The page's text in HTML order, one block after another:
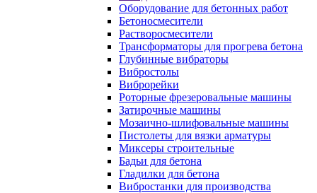
Оборудование для бетонных работ
Бетоносмесители
Растворосмесители
Трансформаторы для прогрева бетона
Глубинные вибраторы
Вибростолы
Виброрейки
Роторные фрезеровальные машины
Затирочные машины
Мозаично-шлифовальные машины
Пистолеты для вязки арматуры
Миксеры строительные
Бадьи для бетона
Гладилки для бетона
Вибростанки для производства